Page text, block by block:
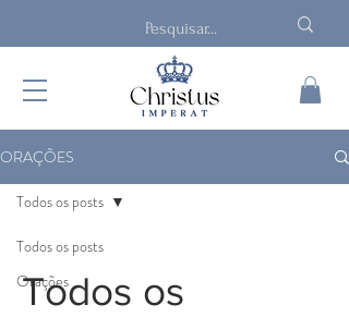
ORAÇÕES
Todos os posts
Orações
Todos os posts
Todos os